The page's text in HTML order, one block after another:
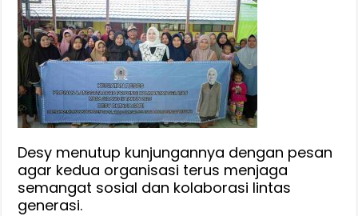
Desy menutup kunjungannya dengan pesan
agar kedua organisasi terus menjaga
semangat sosial dan kolaborasi lintas
generasi.